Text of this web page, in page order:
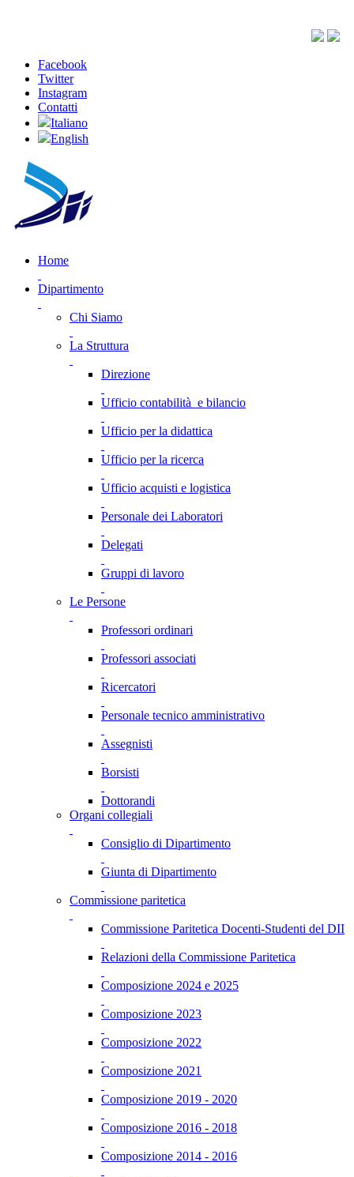
Facebook
Twitter
Instagram
Contatti
Italiano
English
Home
Dipartimento
Chi Siamo
La Struttura
Direzione
Ufficio contabilità e bilancio
Ufficio per la didattica
Ufficio per la ricerca
Ufficio acquisti e logistica
Personale dei Laboratori
Delegati
Gruppi di lavoro
Le Persone
Professori ordinari
Professori associati
Ricercatori
Personale tecnico amministrativo
Assegnisti
Borsisti
Dottorandi
Organi collegiali
Consiglio di Dipartimento
Giunta di Dipartimento
Commissione paritetica
Commissione Paritetica Docenti-Studenti del DII
Relazioni della Commissione Paritetica
Composizione 2024 e 2025
Composizione 2023
Composizione 2022
Composizione 2021
Composizione 2019 - 2020
Composizione 2016 - 2018
Composizione 2014 - 2016